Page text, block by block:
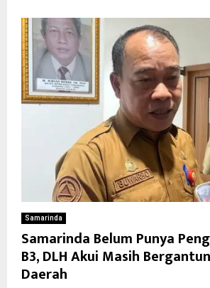
Samarinda
Samarinda Belum Punya
B3, DLH Akui Masih
Daerah